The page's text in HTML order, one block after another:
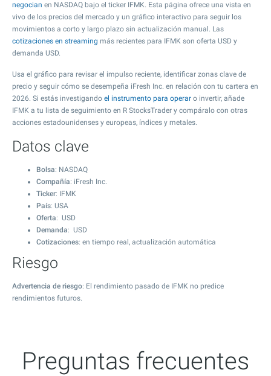
negocian en NASDAQ bajo el ticker IFMK. Esta página ofrece una vista en
vivo de los precios del mercado y un gráfico interactivo para seguir los
movimientos a corto y largo plazo sin actualización manual. Las
cotizaciones en streaming más recientes para IFMK son oferta USD y
demanda USD.
Usa el gráfico para revisar el impulso reciente, identificar zonas clave de
precio y seguir cómo se desempeña iFresh Inc. en relación con tu cartera en
2026. Si estás investigando el instrumento para operar o invertir, añade
IFMK a tu lista de seguimiento en R StocksTrader y compáralo con otras
acciones estadounidenses y europeas, índices y metales.
Datos clave
Bolsa: NASDAQ
Compañía: iFresh Inc.
Ticker: IFMK
País: USA
Oferta: USD
Demanda: USD
Cotizaciones: en tiempo real, actualización automática
Riesgo
Advertencia de riesgo: El rendimiento pasado de IFMK no predice
rendimientos futuros.
Preguntas frecuentes